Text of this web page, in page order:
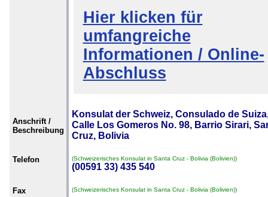
Hier klicken für
umfangreiche
Informationen / Online-
Abschluss
Anschrift /
Beschreibung
Konsulat der Schweiz, Consulado de
Calle Los Gomeros No. 98, Barrio Sirari,
Cruz, Bolivia
Telefon (Schweizerisches Konsulat in Santa Cruz - Bolivia (Bolivien))
(00591 33) 435 540
Fax (Schweizerisches Konsulat in Santa Cruz - Bolivia (Bolivien))